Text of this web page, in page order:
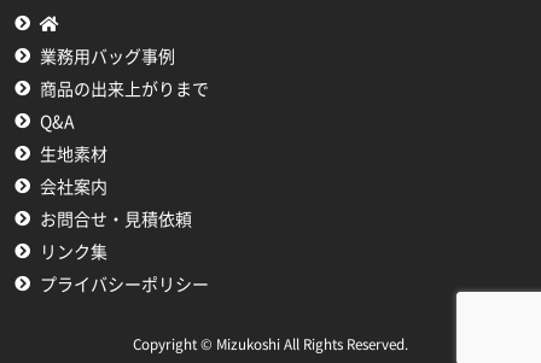
業務用バッグ事例
商品の出来上がりまで
Q&A
生地素材
会社案内
お問合せ・見積依頼
リンク集
プライバシーポリシー
Copyright © Mizukoshi All Rights Reserved.